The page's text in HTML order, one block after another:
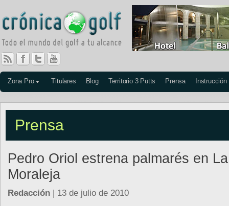
Zona Pro Titulares Blog Territorio 3 Putts Prensa Instrucción
Prensa
Pedro Oriol estrena palmarés en La
Moraleja
Redacción | 13 de julio de 2010